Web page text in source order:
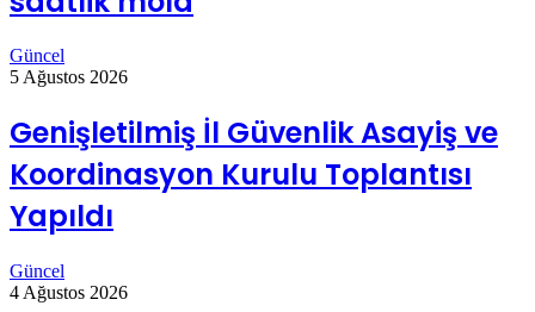
Güncel
5 Ağustos 2026
Genişletilmiş İl Güvenlik Asayiş ve
Koordinasyon Kurulu Toplantısı
Yapıldı
Güncel
4 Ağustos 2026